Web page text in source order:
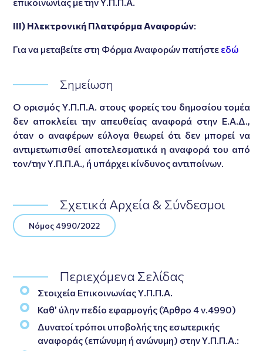
ΙΙI) Ηλεκτρονική Πλατφόρμα Αναφορών:
Για να μεταβείτε στη Φόρμα Αναφορών πατήστε εδώ
Σημείωση
Ο ορισμός Υ.Π.Π.Α. στους φορείς του δημοσίου τομέα
δεν αποκλείει την απευθείας αναφορά στην Ε.Α.Δ.,
όταν ο αναφέρων εύλογα θεωρεί ότι δεν μπορεί να
αντιμετωπισθεί αποτελεσματικά η αναφορά του από
τον/την Υ.Π.Π.Α., ή υπάρχει κίνδυνος αντιποίνων.
Σχετικά Αρχεία & Σύνδεσμοι
Νόμος 4990/2022
Περιεχόμενα Σελίδας
Στοιχεία Επικοινωνίας Υ.Π.Π.Α.
Καθ’ ύλην πεδίο εφαρμογής (Άρθρο 4 ν.4990)
Δυνατοί τρόποι υποβολής της εσωτερικής
αναφοράς (επώνυμη ή ανώνυμη) στην Υ.Π.Π.Α.: